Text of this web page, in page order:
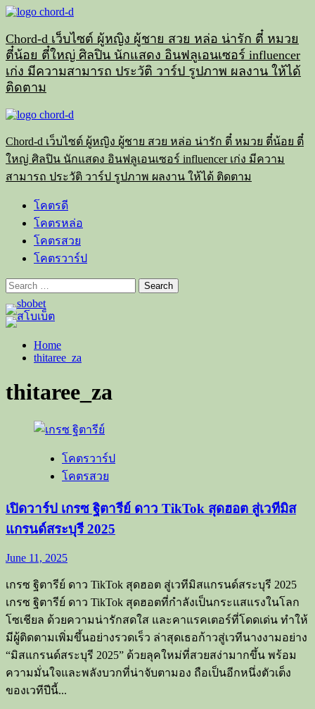
Skip
content
Chord-d เว็บไซต์ ผู้หญิง ผู้ชาย สวย หล่อ น่ารัก ตี๋ หมวย
ตี๋น้อย ตี๋ใหญ่ ศิลปิน นักแสดง อินฟลูเอนเซอร์ influencer
เก่ง มีความสามารถ ประวัติ วาร์ป รูปภาพ ผลงาน ให้ได้
ติดตาม
Primary
Chord-d เว็บไซต์ ผู้หญิง ผู้ชาย สวย หล่อ น่ารัก ตี๋ หมวย ตี๋น้อย ตี๋
ใหญ่ ศิลปิน นักแสดง อินฟลูเอนเซอร์ influencer เก่ง มีความ
สามารถ ประวัติ วาร์ป รูปภาพ ผลงาน ให้ได้ ติดตาม
โคตรดี
โคตรหล่อ
โคตรสวย
โคตรวาร์ป
Search
for:
Home
thitaree_za
thitaree_za
โคตรวาร์ป
โคตรสวย
เปิดวาร์ป เกรซ ฐิตารีย์ ดาว TikTok สุดฮอต สู่เวทีมิส
แกรนด์สระบุรี 2025
June 11, 2025
เกรซ ฐิตารีย์ ดาว TikTok สุดฮอต สู่เวทีมิสแกรนด์สระบุรี 2025
เกรซ ฐิตารีย์ ดาว TikTok สุดฮอตที่กำลังเป็นกระแสแรงในโลก
โซเชียล ด้วยความน่ารักสดใส และคาแรคเตอร์ที่โดดเด่น ทำให้
มีผู้ติดตามเพิ่มขึ้นอย่างรวดเร็ว ล่าสุดเธอก้าวสู่เวทีนางงามอย่าง
“มิสแกรนด์สระบุรี 2025” ด้วยลุคใหม่ที่สวยสง่ามากขึ้น พร้อม
ความมั่นใจและพลังบวกที่น่าจับตามอง ถือเป็นอีกหนึ่งตัวเต็ง
ของเวทีปีนี้...